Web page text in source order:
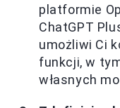
platformie
ChatGPT
umożliwi Ci
funkcji, w
własnych